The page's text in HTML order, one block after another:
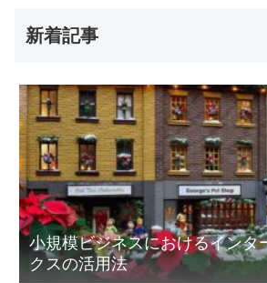
新着記事
小規模ビジネスにおけるインタ
クスの活用法